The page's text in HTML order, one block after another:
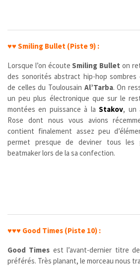
♥♥Smiling Bullet (Piste 9) :
Lorsque l’on écouteSmiling Bullet on
des sonorités abstract hip-hop sombres
de celles du Toulousain Al’Tarba. On
un peu plus électronique que sur le
montées en puissance à laStakov, un
Rose dont nous vous avions
contient finalement assez peu
permet presque de deviner tous les
beatmaker lors de la sa confection.
♥♥♥ Good Times (Piste 10) :
Good Times est l’avant-dernier titre
préférés. Très planant, le morceau nous